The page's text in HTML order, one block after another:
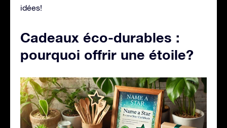
idées!
Cadeaux éco-durables :
pourquoi offrir une étoile?